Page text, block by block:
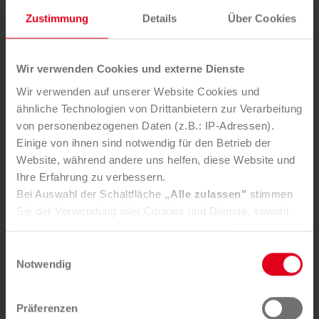
Zustimmung Details Über Cookies
Wir verwenden Cookies und externe Dienste
Wir verwenden auf unserer Website Cookies und
ähnliche Technologien von Drittanbietern zur Verarbeitung
von personenbezogenen Daten (z.B.: IP-Adressen).
Einige von ihnen sind notwendig für den Betrieb der
Website, während andere uns helfen, diese Website und
Ihre Erfahrung zu verbessern.
Bei Auswahl der Schaltfläche „Alle zulassen" stimmen
Sie der Verwendung aller Cookies und Dienste, sowohl
von Drittanbietern als auch den eigenen, zu.
selbst zu entscheiden, welche Cookies-Setzung Sie
Selbstverständlich können Sie über Consent Button in
der linken unteren Ecke die gesetzte Zustimmung
Notwendig
Präferenzen
Abfluss- und Rohrreinigung
Kanalsanierung
Labor Services
Ölabscheiderreinigung
Sickerschachtreinigung